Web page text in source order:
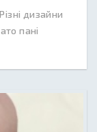
дизайни
пані